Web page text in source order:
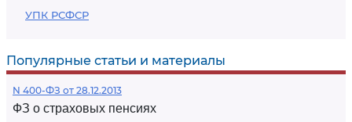
УПК РСФСР
Популярные статьи и материалы
N 400-ФЗ от 28.12.2013
ФЗ о страховых пенсиях